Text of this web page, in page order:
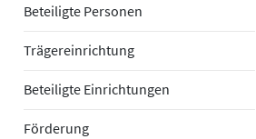
Beteiligte Personen
Trägereinrichtung
Beteiligte Einrichtungen
Förderung